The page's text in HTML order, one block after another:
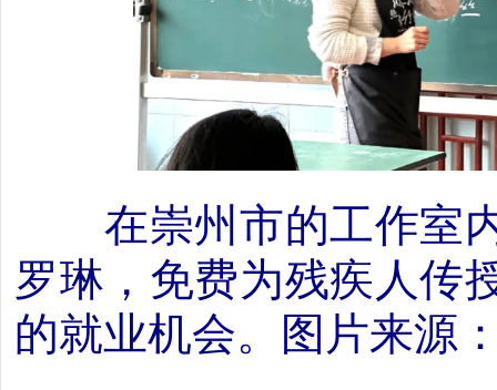
在崇州市的工作室
罗琳，免费为残疾人传
的就业机会。图片来源